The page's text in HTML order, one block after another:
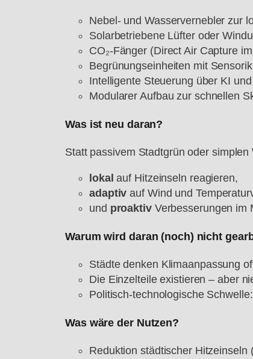
Nebel- und Wasservernebler zur
Solarbetriebene Lüfter oder
CO₂-Fänger (Direct Air Capture
Begrünungseinheiten mit Sensorik
Intelligente Steuerung über KI
Modularer Aufbau zur schnellen
Was ist neu daran?
Statt passivem Stadtgrün oder
lokal auf Hitzeinseln reagieren,
adaptiv auf Wind und
und proaktivVerbesserungen im
Warum wird daran (noch) nicht
Städte denken Klimaanpassung
Die Einzelteile existieren – aber
Politisch-technologische
Was wäre der Nutzen?
Reduktion städtischer Hitzeinseln